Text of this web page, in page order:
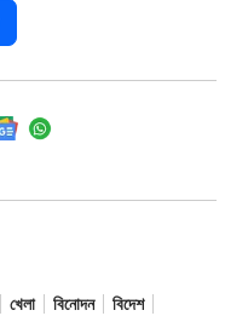
খেলা বিনোদন
বিদেশ